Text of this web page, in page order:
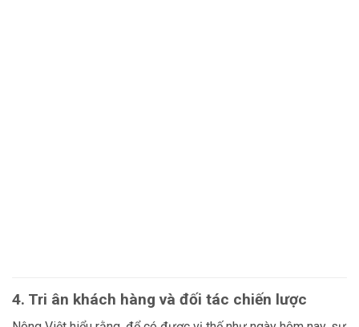
4. Tri ân khách hàng và đối tác chiến lược